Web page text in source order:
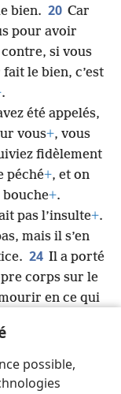
possible,
bien. 20 Car
pour avoir
contre, si vous
le bien, c’est
.
été appelés,
vous+, vous
fidèlement
péché+, et on
bouche+.
pas l’insulte+.
mais il s’en
24 Il a porté
corps sur le
en ce qui
de s’égarer
vers le berger